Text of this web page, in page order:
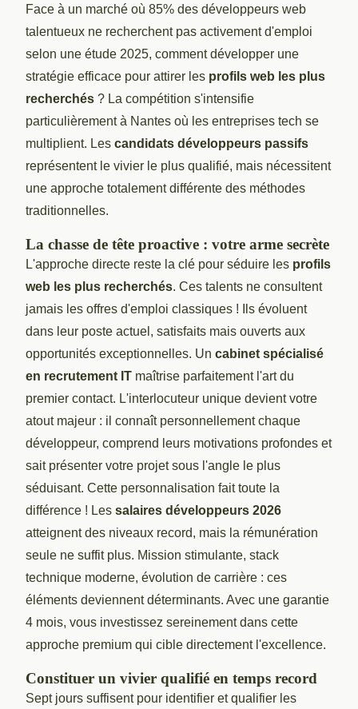
Face à un marché où 85% des développeurs web
talentueux ne recherchent pas activement d'emploi
selon une étude 2025, comment développer une
stratégie efficace pour attirer les profils web les plus
recherchés ? La compétition s'intensifie
particulièrement à Nantes où les entreprises tech se
multiplient. Les candidats développeurs passifs
représentent le vivier le plus qualifié, mais nécessitent
une approche totalement différente des méthodes
traditionnelles.
La chasse de tête proactive : votre arme secrète
L'approche directe reste la clé pour séduire les profils
web les plus recherchés. Ces talents ne consultent
jamais les offres d'emploi classiques ! Ils évoluent
dans leur poste actuel, satisfaits mais ouverts aux
opportunités exceptionnelles. Un cabinet spécialisé
en recrutement IT maîtrise parfaitement l'art du
premier contact. L'interlocuteur unique devient votre
atout majeur : il connaît personnellement chaque
développeur, comprend leurs motivations profondes et
sait présenter votre projet sous l'angle le plus
séduisant. Cette personnalisation fait toute la
différence ! Les salaires développeurs 2026
atteignent des niveaux record, mais la rémunération
seule ne suffit plus. Mission stimulante, stack
technique moderne, évolution de carrière : ces
éléments deviennent déterminants. Avec une garantie
4 mois, vous investissez sereinement dans cette
approche premium qui cible directement l'excellence.
Constituer un vivier qualifié en temps record
Sept jours suffisent pour identifier et qualifier les